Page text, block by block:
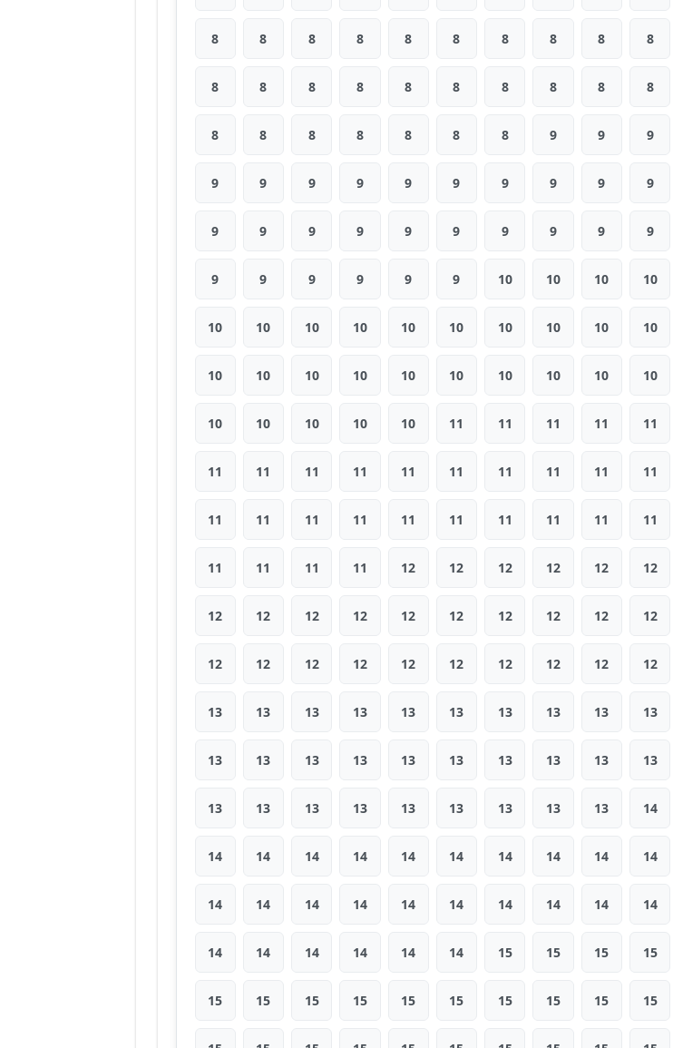
8 8 8 8 8 8 8 8 8 8
8 8 8 8 8 8 8 8 8 8
8 8 8 8 8 8 8 9 9 9
9 9 9 9 9 9 9 9 9 9
9 9 9 9 9 9 9 9 9 9
9 9 9 9 9 9 10 10 10 10
10 10 10 10 10 10 10 10 10 10
10 10 10 10 10 10 10 10 10 10
10 10 10 10 10 11 11 11 11 11
11 11 11 11 11 11 11 11 11 11
11 11 11 11 11 11 11 11 11 11
11 11 11 11 12 12 12 12 12 12
12 12 12 12 12 12 12 12 12 12
12 12 12 12 12 12 12 12 12 12
13 13 13 13 13 13 13 13 13 13
13 13 13 13 13 13 13 13 13 13
13 13 13 13 13 13 13 13 13 14
14 14 14 14 14 14 14 14 14 14
14 14 14 14 14 14 14 14 14 14
14 14 14 14 14 14 15 15 15 15
15 15 15 15 15 15 15 15 15 15